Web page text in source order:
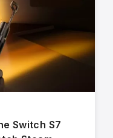
Switch S7